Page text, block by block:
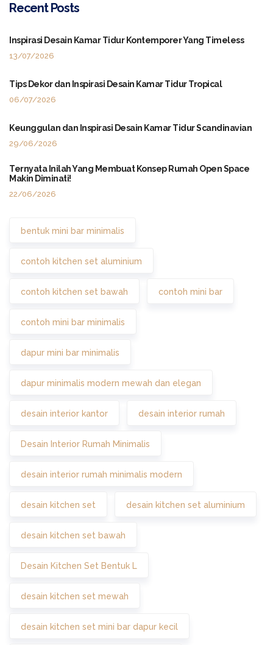
Recent Posts
Inspirasi Desain Kamar Tidur Kontemporer Yang Timeless
13/07/2026
Tips Dekor dan Inspirasi Desain Kamar Tidur Tropical
06/07/2026
Keunggulan dan Inspirasi Desain Kamar Tidur Scandinavian
29/06/2026
Ternyata Inilah Yang Membuat Konsep Rumah Open Space
Makin Diminati!
22/06/2026
bentuk mini bar minimalis
contoh kitchen set aluminium
contoh kitchen set bawah contoh mini bar
contoh mini bar minimalis
dapur mini bar minimalis
dapur minimalis modern mewah dan elegan
desain interior kantor desain interior rumah
Desain Interior Rumah Minimalis
desain interior rumah minimalis modern
desain kitchen set desain kitchen set aluminium
desain kitchen set bawah
Desain Kitchen Set Bentuk L
desain kitchen set mewah
desain kitchen set mini bar dapur kecil